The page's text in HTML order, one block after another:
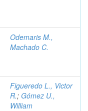
Odemaris M.,
Machado C.
Figueredo L., Victor
R.; Gómez U.,
William